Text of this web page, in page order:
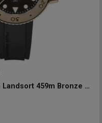
Sjöö Sandström Landsort 459m Bronze 42.5mm